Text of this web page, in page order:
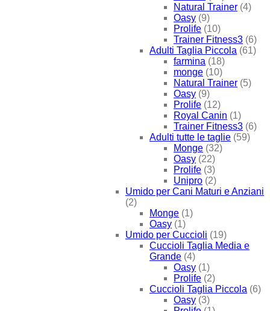
Natural Trainer (4)
Oasy (9)
Prolife (10)
Trainer Fitness3 (6)
Adulti Taglia Piccola (61)
farmina (18)
monge (10)
Natural Trainer (5)
Oasy (9)
Prolife (12)
Royal Canin (1)
Trainer Fitness3 (6)
Adulti tutte le taglie (59)
Monge (32)
Oasy (22)
Prolife (3)
Unipro (2)
Umido per Cani Maturi e Anziani
(2)
Monge (1)
Oasy (1)
Umido per Cuccioli (19)
Cuccioli Taglia Media e
Grande (4)
Oasy (1)
Prolife (2)
Cuccioli Taglia Piccola (6)
Oasy (3)